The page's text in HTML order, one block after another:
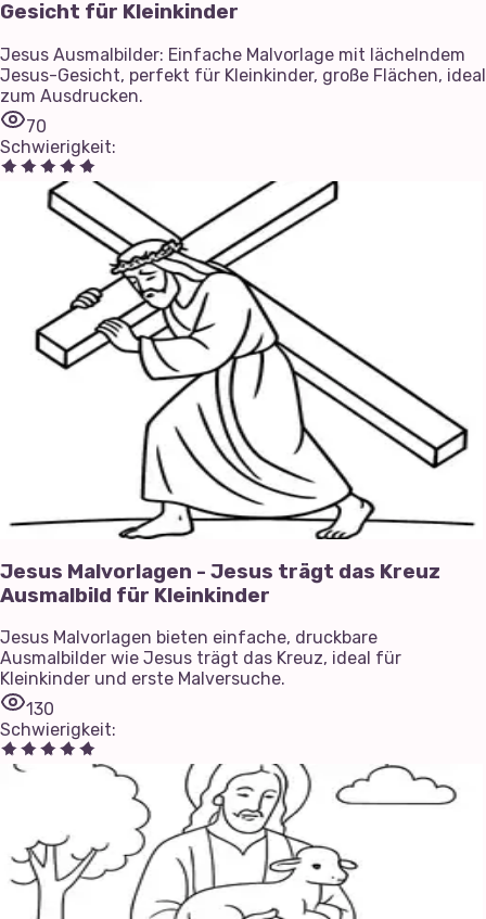
Gesicht für Kleinkinder
Jesus Ausmalbilder: Einfache Malvorlage mit lächelndem
Jesus-Gesicht, perfekt für Kleinkinder, große Flächen, ideal
zum Ausdrucken.
70
Schwierigkeit:
Jesus Malvorlagen - Jesus trägt das Kreuz
Ausmalbild für Kleinkinder
Jesus Malvorlagen bieten einfache, druckbare
Ausmalbilder wie Jesus trägt das Kreuz, ideal für
Kleinkinder und erste Malversuche.
130
Schwierigkeit: